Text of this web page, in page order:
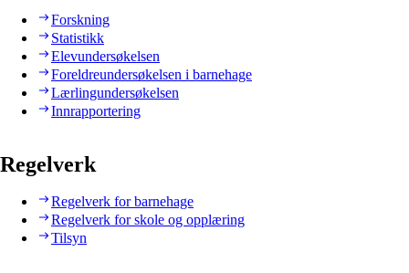
Forskning
Statistikk
Elevundersøkelsen
Foreldreundersøkelsen i barnehage
Lærlingundersøkelsen
Innrapportering
Regelverk
Regelverk for barnehage
Regelverk for skole og opplæring
Tilsyn